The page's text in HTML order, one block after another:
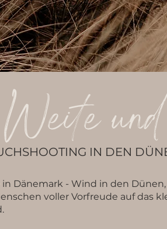
IN DEN
Dänemark - Wind in den
voller Vorfreude auf das